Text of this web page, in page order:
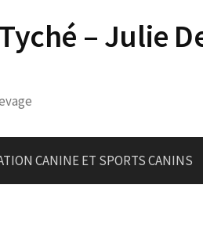
– Julie
CANINE ET SPORTS CANINS